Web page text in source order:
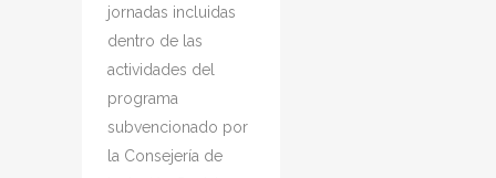
jornadas incluidas
dentro de las
actividades del
programa
subvencionado por
la Consejería de